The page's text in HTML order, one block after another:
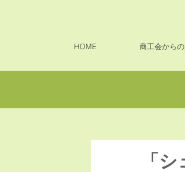
HOME 商工会から
「